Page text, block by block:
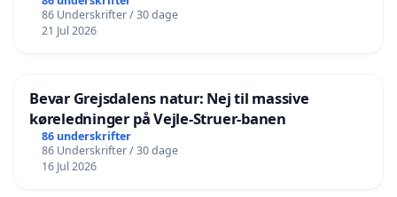
86 Underskrifter / 30 dage
21 Jul 2026
Bevar Grejsdalens natur: Nej til massive
køreledninger på Vejle-Struer-banen
86 underskrifter
86 Underskrifter / 30 dage
16 Jul 2026